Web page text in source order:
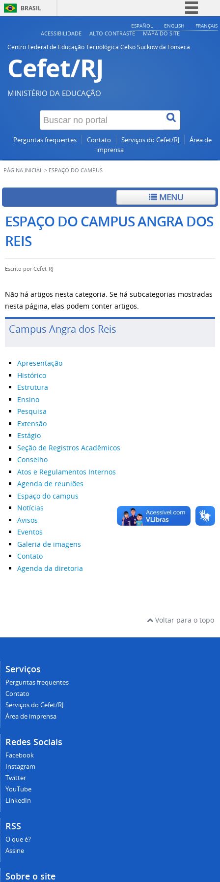
BRASIL
Simplifique!
ESPAÑOL ENGLISH FRANÇAIS
ACESSIBILIDADE ALTO CONTRASTE
MAPA DO SITE
Centro Federal de Educação Tecnológica Celso Suckow da Fonseca
Cefet/RJ
MINISTÉRIO DA EDUCAÇÃO
Perguntas frequentes Contato Serviços do Cefet/RJ
Área de
imprensa
PÁGINA INICIAL > ESPAÇO DO CAMPUS
MENU
ESPAÇO DO CAMPUS ANGRA DOS
REIS
Escrito porCefet-RJ
Não há artigos nesta categoria. Se há subcategorias mostradas
nesta página, elas podem conter artigos.
Campus Angra dos Reis
Apresentação
Histórico
Estrutura
Ensino
Pesquisa
Extensão
Estágio
Seção de Registros Acadêmicos
Conselho
Atos e Regulamentos Internos
Agenda de reuniões
Espaço do campus
Notícias
Avisos
Eventos
Galeria de imagens
Contato
Agenda da diretoria
Voltar para o topo
Serviços
Perguntas frequentes
Contato
Serviços do Cefet/RJ
Área de imprensa
Redes Sociais
Facebook
Instagram
Twitter
YouTube
LinkedIn
RSS
O que é?
Assine
Sobre o site